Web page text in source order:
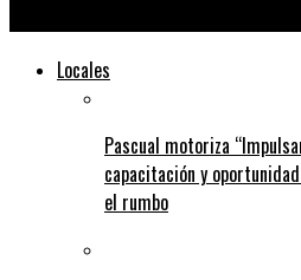
Locales
Pascual motoriza
capacitación y
el rumbo